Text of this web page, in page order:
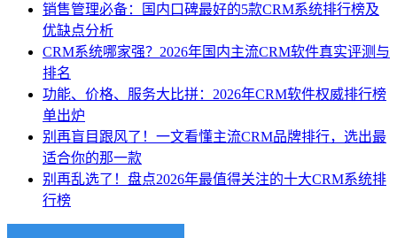
销售管理必备：国内口碑最好的5款CRM系统排行榜及
优缺点分析
CRM系统哪家强？2026年国内主流CRM软件真实评测与
排名
功能、价格、服务大比拼：2026年CRM软件权威排行榜
单出炉
别再盲目跟风了！一文看懂主流CRM品牌排行，选出最
适合你的那一款
别再乱选了！盘点2026年最值得关注的十大CRM系统排
行榜